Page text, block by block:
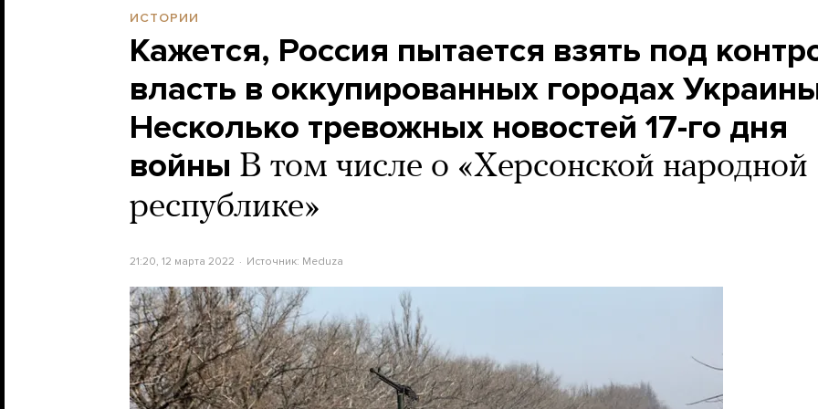
ИСТОРИИ
Кажется, Россия пытается взять под
власть в оккупированных городах
Несколько тревожных новостей 17-го дня
войны В том числе о «Херсонской народной
республике»
21:20, 12 марта 2022 Источник: Meduza